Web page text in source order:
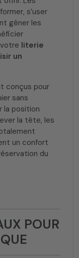
s’user
gêner les
literie
un
conçus pour
sans
la position
la tête, les
un confort
du
POUR